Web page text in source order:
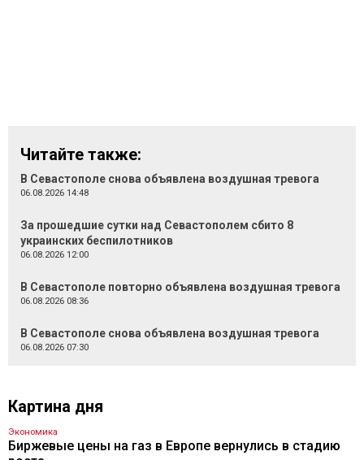
Читайте также:
В Севастополе снова объявлена воздушная тревога
06.08.2026 14:48
За прошедшие сутки над Севастополем сбито 8
украинских беспилотников
06.08.2026 12:00
В Севастополе повторно объявлена воздушная тревога
06.08.2026 08:36
В Севастополе снова объявлена воздушная тревога
06.08.2026 07:30
Картина дня
Экономика
Биржевые цены на газ в Европе вернулись в стадию